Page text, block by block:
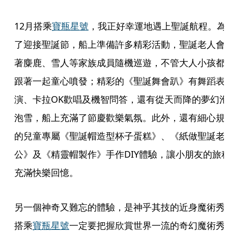
12月搭乘寶瓶星號 ，我正好幸運地遇上聖誕航程。為
了迎接聖誕節，船上準備許多精彩活動，聖誕老人會
著麋鹿、雪人等家族成員隨機巡遊，不管大人小孩都
跟著一起童心噴發；精彩的《聖誕舞會趴》有舞蹈表
演、卡拉OK歡唱及機智問答，還有從天而降的夢幻泡
泡雪，船上充滿了節慶歡樂氣氛。此外，還有細心規
的兒童專屬《聖誕帽造型杯子蛋糕》、《紙做聖誕老
公》及《精靈帽製作》手作DIY體驗，讓小朋友的旅
充滿快樂回憶。
另一個神奇又難忘的體驗，是神乎其技的近身魔術秀
搭乘寶瓶星號一定要把握欣賞世界一流的奇幻魔術秀